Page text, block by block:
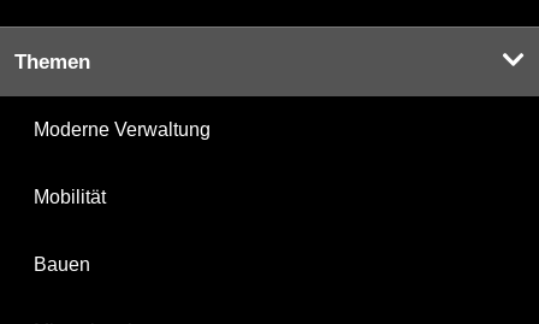
Themen
Moderne Verwaltung
Mobilität
Bauen